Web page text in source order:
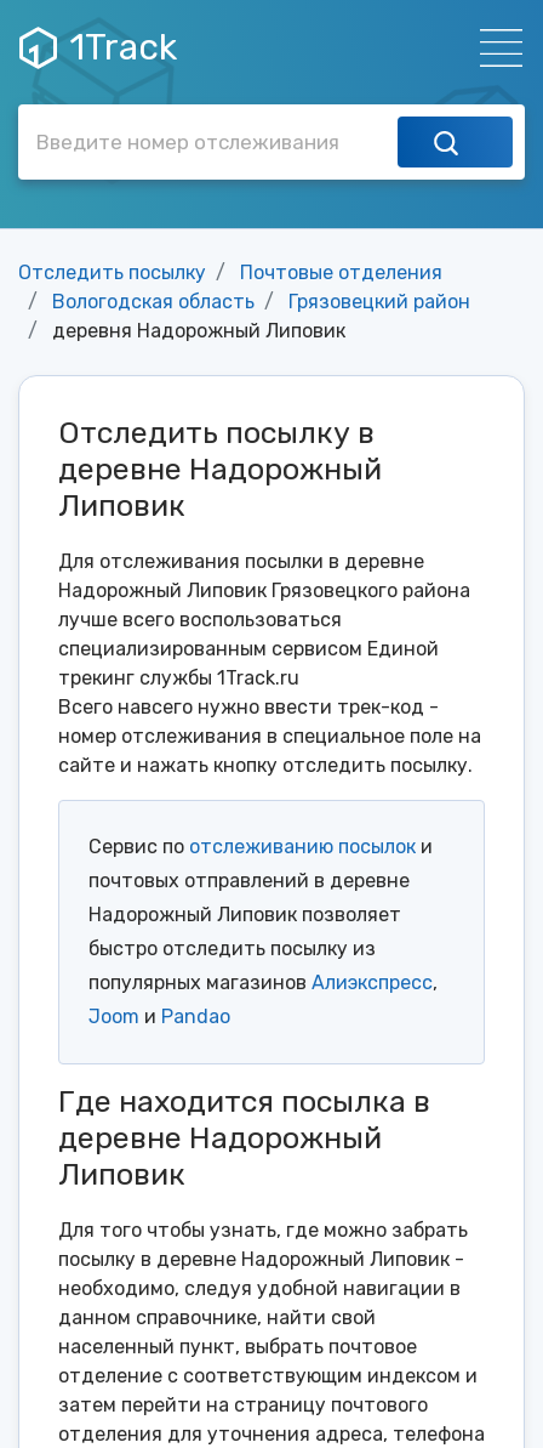
1Track
Отследить посылку
Почтовые отделения
Вологодская область
Грязовецкий район
деревня Надорожный Липовик
Отследить посылку в
деревне Надорожный
Липовик
Для отслеживания посылки в деревне
Надорожный Липовик Грязовецкого района
лучше всего воспользоваться
специализированным сервисом Единой
трекинг службы 1Track.ru
Всего навсего нужно ввести трек-код -
номер отслеживания в специальное поле на
сайте и нажать кнопку отследить посылку.
Сервис по отслеживанию посылок и
почтовых отправлений в деревне
Надорожный Липовик позволяет
быстро отследить посылку из
популярных магазинов Алиэкспресс,
Joom и Pandao
Где находится посылка в
деревне Надорожный
Липовик
Для того чтобы узнать, где можно забрать
посылку в деревне Надорожный Липовик -
необходимо, следуя удобной навигации в
данном справочнике, найти свой
населенный пункт, выбрать почтовое
отделение с соответствующим индексом и
затем перейти на страницу почтового
отделения для уточнения адреса, телефона